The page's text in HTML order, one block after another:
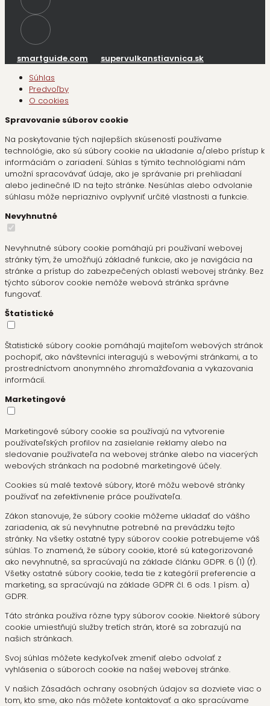
smartguide.com
supervulkanstiavnica.sk
Súhlas
Predvoľby
O cookies
Spravovanie súborov cookie
Na poskytovanie tých najlepších skúseností používame
technológie, ako sú súbory cookie na ukladanie a/alebo prístup k
informáciám o zariadení. Súhlas s týmito technológiami nám
umožní spracovávať údaje, ako je správanie pri prehliadaní
alebo jedinečné ID na tejto stránke. Nesúhlas alebo odvolanie
súhlasu môže nepriaznivo ovplyvniť určité vlastnosti a funkcie.
Nevyhnutné
Nevyhnutné súbory cookie pomáhajú pri používaní webovej
stránky tým, že umožňujú základné funkcie, ako je navigácia na
stránke a prístup do zabezpečených oblastí webovej stránky. Bez
týchto súborov cookie nemôže webová stránka správne
fungovať.
Štatistické
Štatistické súbory cookie pomáhajú majiteľom webových stránok
pochopiť, ako návštevníci interagujú s webovými stránkami, a to
prostredníctvom anonymného zhromažďovania a vykazovania
informácií.
Marketingové
Marketingové súbory cookie sa používajú na vytvorenie
používateľských profilov na zasielanie reklamy alebo na
sledovanie používateľa na webovej stránke alebo na viacerých
webových stránkach na podobné marketingové účely.
Cookies sú malé textové súbory, ktoré môžu webové stránky
používať na zefektívnenie práce používateľa.
Zákon stanovuje, že súbory cookie môžeme ukladať do vášho
zariadenia, ak sú nevyhnutne potrebné na prevádzku tejto
stránky. Na všetky ostatné typy súborov cookie potrebujeme váš
súhlas. To znamená, že súbory cookie, ktoré sú kategorizované
ako nevyhnutné, sa spracúvajú na základe článku GDPR. 6 (1) (f).
Všetky ostatné súbory cookie, teda tie z kategórií preferencie a
marketing, sa spracúvajú na základe GDPR čl. 6 ods. 1 písm. a)
GDPR.
Táto stránka používa rôzne typy súborov cookie. Niektoré súbory
cookie umiestňujú služby tretích strán, ktoré sa zobrazujú na
našich stránkach.
Svoj súhlas môžete kedykoľvek zmeniť alebo odvolať z
vyhlásenia o súboroch cookie na našej webovej stránke.
V našich Zásadách ochrany osobných údajov sa dozviete viac o
tom, kto sme, ako nás môžete kontaktovať a ako spracúvame